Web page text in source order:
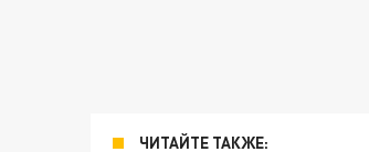
ЧИТАЙТЕ ТАКЖЕ: